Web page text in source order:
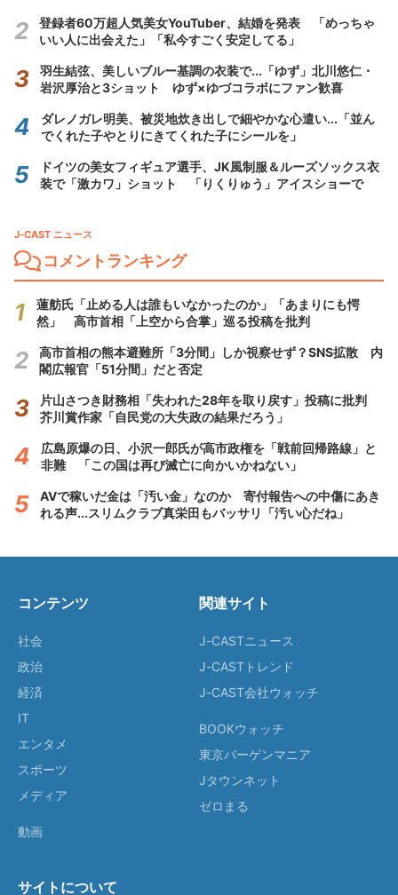
登録者60万超人気美女YouTuber、結婚を発表 「めっちゃ
いい人に出会えた」「私今すごく安定してる」
羽生結弦、美しいブルー基調の衣装で...「ゆず」北川悠仁・
岩沢厚治と3ショット ゆず×ゆづコラボにファン歓喜
ダレノガレ明美、被災地炊き出しで細やかな心遣い...「並ん
でくれた子やとりにきてくれた子にシールを」
ドイツの美女フィギュア選手、JK風制服＆ルーズソックス衣
装で「激カワ」ショット 「りくりゅう」アイスショーで
J-CAST ニュース
コメントランキング
蓮舫氏「止める人は誰もいなかったのか」「あまりにも愕
然」 高市首相「上空から合掌」巡る投稿を批判
高市首相の熊本避難所「3分間」しか視察せず？SNS拡散 内
閣広報官「51分間」だと否定
片山さつき財務相「失われた28年を取り戻す」投稿に批判
芥川賞作家「自民党の大失政の結果だろう」
広島原爆の日、小沢一郎氏が高市政権を「戦前回帰路線」と
非難 「この国は再び滅亡に向かいかねない」
AVで稼いだ金は「汚い金」なのか 寄付報告への中傷にあき
れる声...スリムクラブ真栄田もバッサリ「汚い心だね」
コンテンツ
社会
政治
経済
IT
エンタメ
スポーツ
メディア
動画
関連サイト
J-CASTニュース
J-CASTトレンド
J-CAST会社ウォッチ
BOOKウォッチ
東京バーゲンマニア
Jタウンネット
ゼロまる
サイトについて